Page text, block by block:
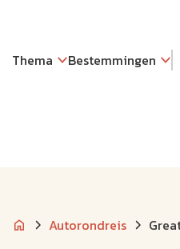
Thema Bestemmingen
Autorondreis